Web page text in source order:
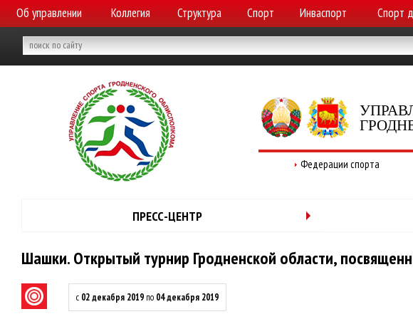
Об управлении Коллегия Структура Спорт Инваспорт Спорт
Федерации спорта
ПРЕСС-ЦЕНТР
Шашки. Открытый турнир Гродненской области,
с 02 декабря 2019 по 04 декабря 2019